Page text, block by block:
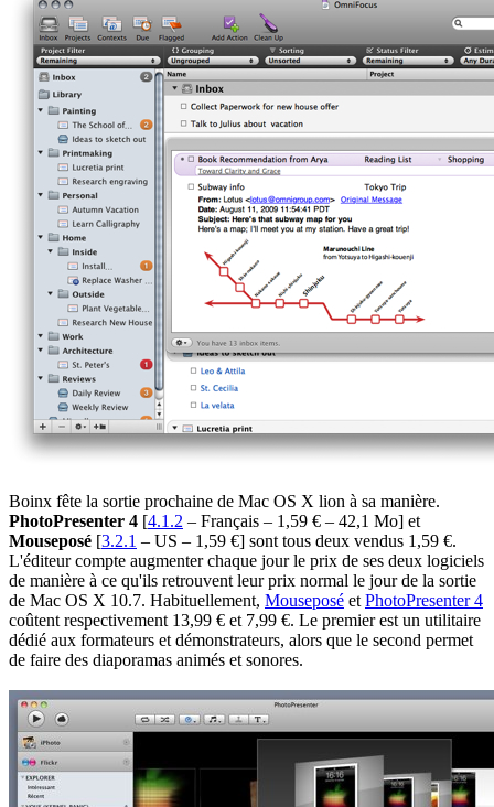
Boinx fête la sortie prochaine de Mac OS X lion à sa manière.
PhotoPresenter 4 [4.1.2 – Français – 1,59 € – 42,1 Mo] et
Mouseposé [3.2.1 – US – 1,59 €] sont tous deux vendus 1,59 €.
L'éditeur compte augmenter chaque jour le prix de ses deux logiciels
de manière à ce qu'ils retrouvent leur prix normal le jour de la sortie
de Mac OS X 10.7. Habituellement, Mouseposé et PhotoPresenter 4
coûtent respectivement 13,99 € et 7,99 €. Le premier est un utilitaire
dédié aux formateurs et démonstrateurs, alors que le second permet
de faire des diaporamas animés et sonores.